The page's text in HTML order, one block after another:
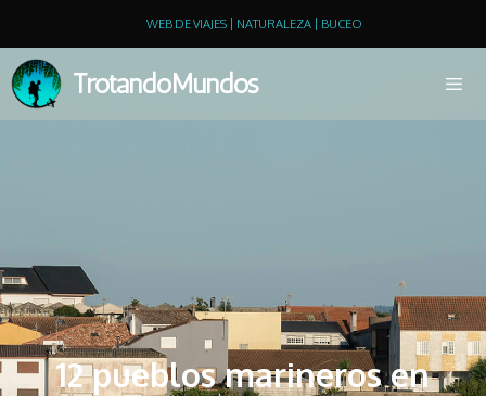
WEB DE VIAJES | NATURALEZA | BUCEO
TrotandoMundos
12 pueblos marineros en